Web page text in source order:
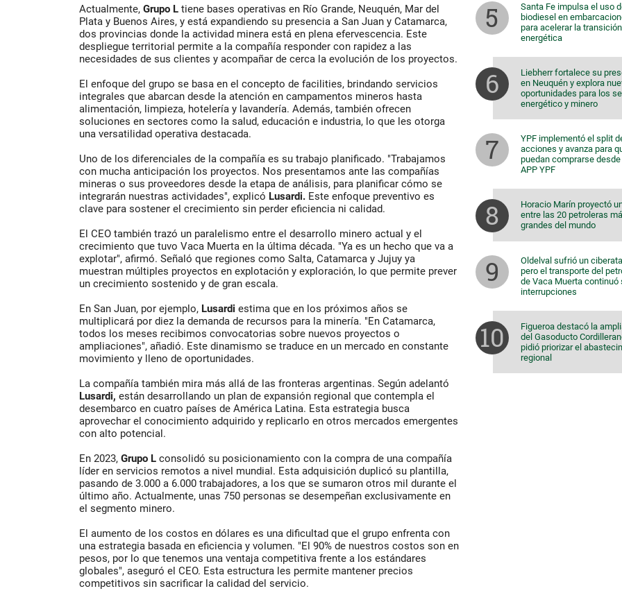
Actualmente, Grupo L tiene bases operativas en Río Grande, Neuquén, Mar del
Plata y Buenos Aires, y está expandiendo su presencia a San Juan y Catamarca,
dos provincias donde la actividad minera está en plena efervescencia. Este
despliegue territorial permite a la compañía responder con rapidez a las
necesidades de sus clientes y acompañar de cerca la evolución de los proyectos.
El enfoque del grupo se basa en el concepto de facilities, brindando servicios
integrales que abarcan desde la atención en campamentos mineros hasta
alimentación, limpieza, hotelería y lavandería. Además, también ofrecen
soluciones en sectores como la salud, educación e industria, lo que les otorga
una versatilidad operativa destacada.
Uno de los diferenciales de la compañía es su trabajo planificado. "Trabajamos
con mucha anticipación los proyectos. Nos presentamos ante las compañías
mineras o sus proveedores desde la etapa de análisis, para planificar cómo se
integrarán nuestras actividades", explicó Lusardi. Este enfoque preventivo es
clave para sostener el crecimiento sin perder eficiencia ni calidad.
El CEO también trazó un paralelismo entre el desarrollo minero actual y el
crecimiento que tuvo Vaca Muerta en la última década. "Ya es un hecho que va a
explotar", afirmó. Señaló que regiones como Salta, Catamarca y Jujuy ya
muestran múltiples proyectos en explotación y exploración, lo que permite prever
un crecimiento sostenido y de gran escala.
En San Juan, por ejemplo, Lusardi estima que en los próximos años se
multiplicará por diez la demanda de recursos para la minería. "En Catamarca,
todos los meses recibimos convocatorias sobre nuevos proyectos o
ampliaciones", añadió. Este dinamismo se traduce en un mercado en constante
movimiento y lleno de oportunidades.
La compañía también mira más allá de las fronteras argentinas. Según adelantó
Lusardi, están desarrollando un plan de expansión regional que contempla el
desembarco en cuatro países de América Latina. Esta estrategia busca
aprovechar el conocimiento adquirido y replicarlo en otros mercados emergentes
con alto potencial.
En 2023, Grupo L consolidó su posicionamiento con la compra de una compañía
líder en servicios remotos a nivel mundial. Esta adquisición duplicó su plantilla,
pasando de 3.000 a 6.000 trabajadores, a los que se sumaron otros mil durante el
último año. Actualmente, unas 750 personas se desempeñan exclusivamente en
el segmento minero.
El aumento de los costos en dólares es una dificultad que el grupo enfrenta con
una estrategia basada en eficiencia y volumen. "El 90% de nuestros costos son en
pesos, por lo que tenemos una ventaja competitiva frente a los estándares
globales", aseguró el CEO. Esta estructura les permite mantener precios
competitivos sin sacrificar la calidad del servicio.
Santa Fe impulsa el uso
biodiesel en
para acelerar la transición
energética
Liebherr fortalece su
en Neuquén y explora
oportunidades para los
energético y minero
YPF implementó el split
acciones y avanza para
puedan comprarse desde
APP YPF
Horacio Marín proyectó
entre las 20 petroleras
grandes del mundo
Oldelval sufrió un
pero el transporte del
de Vaca Muerta continuó
interrupciones
Figueroa destacó la
del Gasoducto
pidió priorizar el
regional